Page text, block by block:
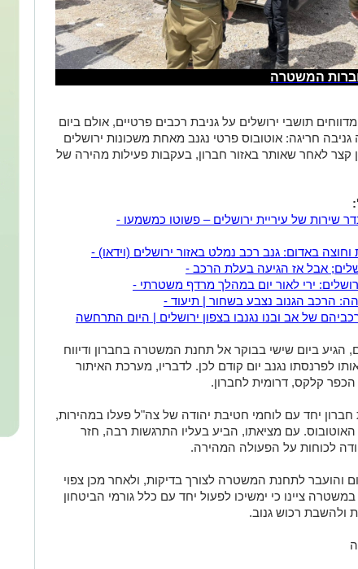
המשטרה
תושבי ירושלים על גניבת רכבים פרטיים, אולם ביום
חריגה: אוטובוס פרטי נגנב מאחת משכונות ירושלים
קצר לאחר שאותר באזור חברון, בעקבות פעילות מהירה של
שירות של עיריית ירושלים – פשוטו כמשמעו -
באדום: גנב רכב נמלט באזור ירושלים (וידאו) -
אבל אז הגיעה בעלת הרכב -
ירי לאור יום במהלך מרדף משטרתי -
הרכב הגנוב נצבע בשחור | תיעוד -
של אב ובנו נגנבו בצפון ירושלים | היום התרחשה
הגיע ביום שישי בבוקר אל תחנת המשטרה בחברון ודיווח
לפרנסתו נגנב יום קודם לכן. לדבריו, מערכת האיתור
הכפר קלקס, דרומית לחברון.
יחד עם לוחמי חטיבת יהודה של צה"ל פעלו במהירות,
האוטובוס. עם מציאתו, הביע בעליו התרגשות רבה, חזר
לכוחות על הפעולה המהירה.
והועבר לתחנת המשטרה לצורך בדיקות, ולאחר מכן צפוי
ציינו כי ימשיכו לפעול יחד עם כלל גורמי הביטחון
ולהשבת רכוש גנוב.